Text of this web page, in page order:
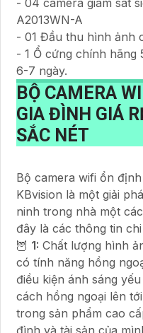
A2013WN-A
- 01 Đầu thu hình ảnh
- 1 Ổ cứng chính
6-7 ngày.
BỘ CAMERA
GIA ĐÌNH GIÁ
SẮC NÉT
Bộ camera wifi ổn
KBvision là một giải
ninh trong nhà một
đây là các thông tin
🦉 1: Chất lượng hình
có tính năng hồng
điều kiện ánh sáng
cách hồng ngoại lên
trong sản phẩm cao
đình và tài sản của